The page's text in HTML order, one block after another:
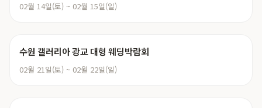
02월 14일(토) ~ 02월 15일(일)
수원 갤러리아 광교 대형 웨딩박람회
02월 21일(토) ~ 02월 22일(일)